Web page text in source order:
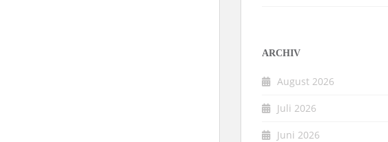
ARCHIV
August 2026
Juli 2026
Juni 2026